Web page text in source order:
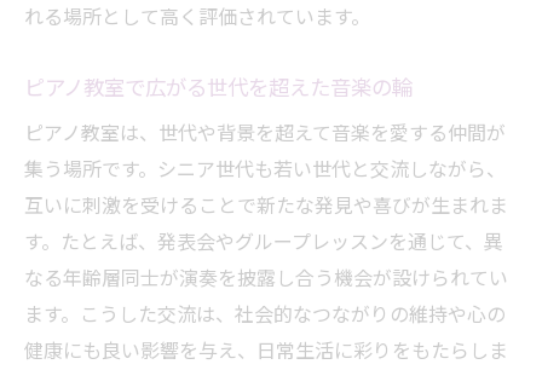
れる場所として高く評価されています。
ピアノ教室で広がる世代を超えた音楽の輪
ピアノ教室は、世代や背景を超えて音楽を愛する仲間が
集う場所です。シニア世代も若い世代と交流しながら、
互いに刺激を受けることで新たな発見や喜びが生まれま
す。たとえば、発表会やグループレッスンを通じて、異
なる年齢層同士が演奏を披露し合う機会が設けられてい
ます。こうした交流は、社会的なつながりの維持や心の
健康にも良い影響を与え、日常生活に彩りをもたらしま